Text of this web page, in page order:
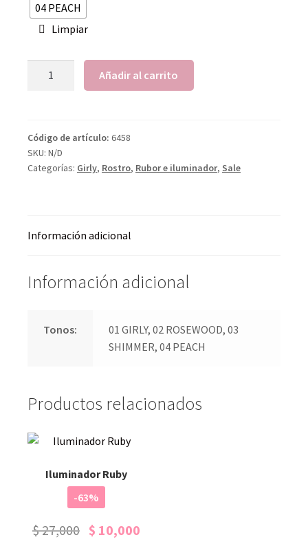
04 PEACH
Limpiar
Añadir al carrito
Código de artículo: 6458
SKU: N/D
Categorías: Girly, Rostro, Rubor e iluminador, Sale
Información adicional
Información adicional
Tonos:
01 GIRLY, 02 ROSEWOOD, 03
SHIMMER, 04 PEACH
Productos relacionados
Iluminador Ruby
-63%
$27,000 $ 10,000